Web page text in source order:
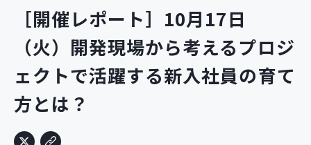
サービス
プロダクト開発支援
クラウド導入支援 Git導入支援
システム構築支援
定型コース
［開催レポート］10月17日
（火）開発現場から考えるプロジ
ェクトで活躍する新入社員の育て
方とは？